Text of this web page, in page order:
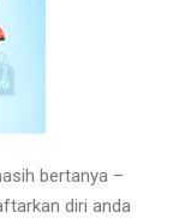
bertanya –
diri anda